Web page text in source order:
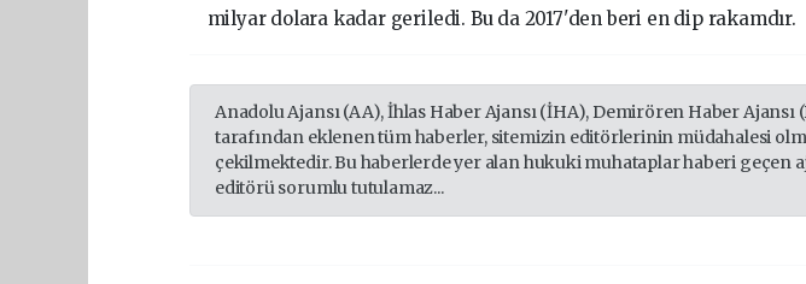
milyar dolara kadar geriledi. Bu da 2017'den beri en dip rakamdır.
Anadolu Ajansı (AA), İhlas Haber Ajansı (İHA), Demirören Haber Ajansı
tarafından eklenen tüm haberler, sitemizin editörlerinin müdahalesi
çekilmektedir. Bu haberlerde yer alan hukuki muhataplar haberi geçen
editörü sorumlu tutulamaz...